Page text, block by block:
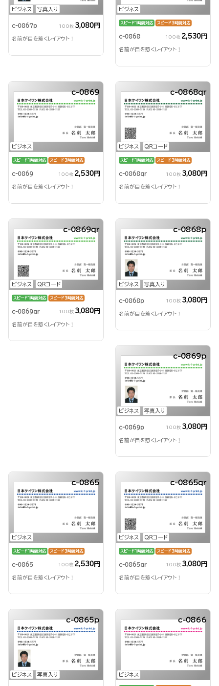
ビジネス 写真入り
c-0867p 100枚 3,080円
名前が目を惹くレイアウト！
ビジネス
スピード1時間対応 スピード3時間対応
c-0868 100枚 2,530円
名前が目を惹くレイアウト！
ビジネス
c-0869
スピード1時間対応 スピード3時間対応
c-0869 100枚 2,530円
名前が目を惹くレイアウト！
ビジネス QRコード
c-0868qr
スピード1時間対応 スピード3時間対応
c-0868qr 100枚 3,080円
名前が目を惹くレイアウト！
ビジネス QRコード
c-0869qr
スピード1時間対応 スピード3時間対応
c-0869qr 100枚 3,080円
名前が目を惹くレイアウト！
ビジネス 写真入り
c-0868p
c-0868p 100枚 3,080円
名前が目を惹くレイアウト！
ビジネス 写真入り
c-0869p
c-0869p 100枚 3,080円
名前が目を惹くレイアウト！
ビジネス
c-0865
スピード1時間対応 スピード3時間対応
c-0865 100枚 2,530円
名前が目を惹くレイアウト！
ビジネス QRコード
c-0865qr
スピード1時間対応 スピード3時間対応
c-0865qr 100枚 3,080円
名前が目を惹くレイアウト！
ビジネス 写真入り
c-0865p
ビジネス
c-0866